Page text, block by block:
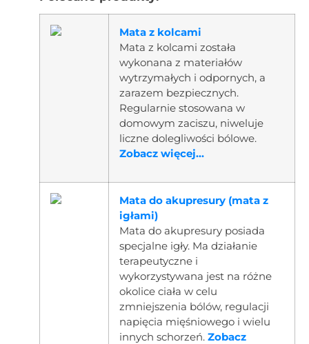
Mata z kolcami
Mata z kolcami została
wykonana z materiałów
wytrzymałych i odpornych, a
zarazem bezpiecznych.
Regularnie stosowana w
domowym zaciszu, niweluje
liczne dolegliwości bólowe.
Zobacz więcej...
Mata do akupresury (mata z
igłami)
Mata do akupresury posiada
specjalne igły. Ma działanie
terapeutyczne i
wykorzystywana jest na różne
okolice ciała w celu
zmniejszenia bólów, regulacji
napięcia mięśniowego i wielu
innych schorzeń. Zobacz